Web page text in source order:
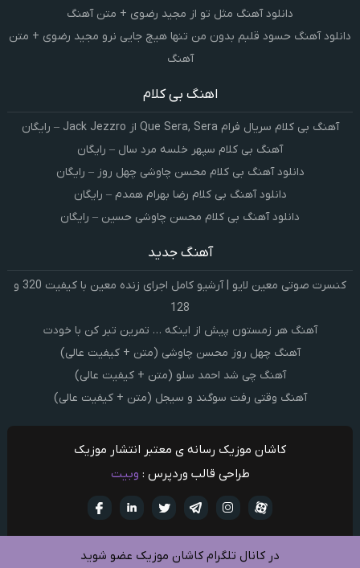
دانلود آهنگ مثل تو از مجید رضوی + متن آهنگ
دانلود آهنگ حسود قلبم بدون من تنها هیچ جایی نرو مجید رضوی + متن
آهنگ
اهنگ بی کلام
آهنگ بی کلام سریال فرام Que Sera, Sera از Jack Jezzro – رایگان
آهنگ بی کلام سپهر خلسه مرد سال – رایگان
دانلود آهنگ بی کلام محسن چاوشی چهل روز – رایگان
دانلود آهنگ بی کلام رضا بهرام همدم – رایگان
دانلود آهنگ بی کلام محسن چاوشی حسین – رایگان
آهنگ جدید
کنسرت صوتی معین لایو | آرشیو کامل اجرای زنده معین با کیفیت 320 و
128
آهنگ هر زمستون پیش از اینکه … تمرین تبر کن با خودت
آهنگ چهل روز محسن چاوشی (متن + کیفیت عالی)
آهنگ چی شد احمد سلو (متن + کیفیت عالی)
آهنگ وقتی رفت سوگند و سیجل (متن + کیفیت عالی)
کاشان موزیک رسانه ی معتبر انتشار موزیک
طراحی قالب وردپرس : وبیت
تويتر تلگرام
اینستاگرام آپارات
در کانال تلگرام کاشان موزیک عضو شوید